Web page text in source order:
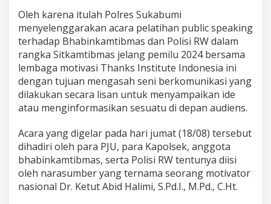
Oleh karena itulah Polres Sukabumi
menyelenggarakan acara pelatihan public speaking
terhadap Bhabinkamtibmas dan Polisi RW dalam
rangka Sitkamtibmas jelang pemilu 2024 bersama
lembaga motivasi Thanks Institute Indonesia ini
dengan tujuan mengasah seni berkomunikasi yang
dilakukan secara lisan untuk menyampaikan ide
atau menginformasikan sesuatu di depan audiens.
Acara yang digelar pada hari jumat (18/08) tersebut
dihadiri oleh para PJU, para Kapolsek, anggota
bhabinkamtibmas, serta Polisi RW tentunya diisi
oleh narasumber yang ternama seorang motivator
nasional Dr. Ketut Abid Halimi, S.Pd.I., M.Pd., C.Ht.